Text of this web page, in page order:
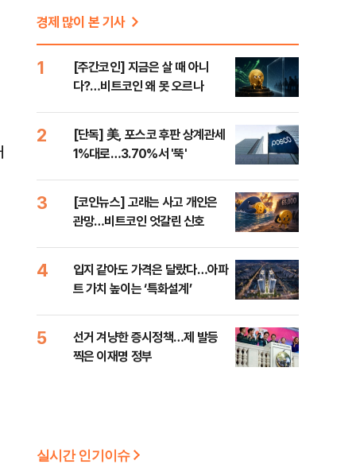
경제 많이 본 기사
1
[주간코인] 지금은 살 때 아니
다?…비트코인 왜 못 오르나
2
[단독] 美, 포스코 후판 상계관세
1%대로…3.70%서 '뚝'
3
[코인뉴스] 고래는 사고 개인은
관망…비트코인 엇갈린 신호
4
입지 같아도 가격은 달랐다…아파
트 가치 높이는 ‘특화설계’
5
선거 겨냥한 증시정책…제 발등
찍은 이재명 정부